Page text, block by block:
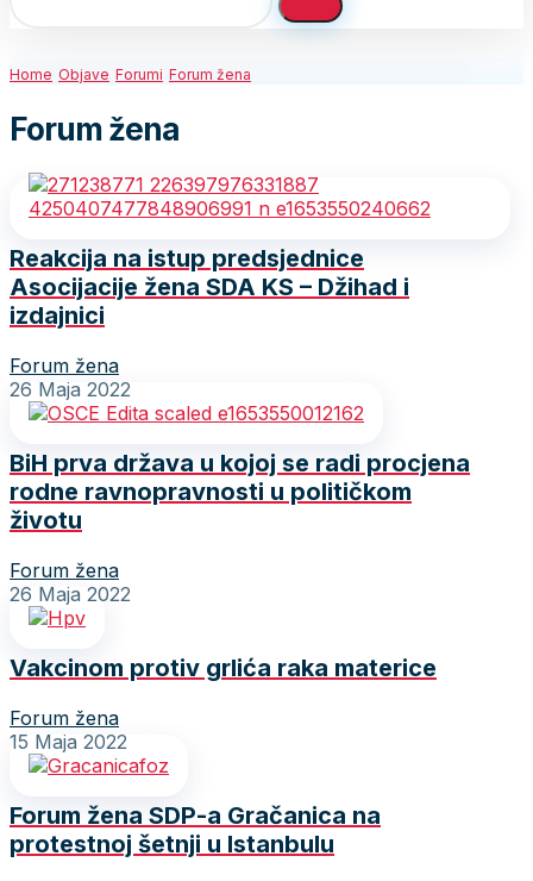
Home Objave Forumi Forum žena
Forum žena
Reakcija na istup predsjednice
Asocijacije žena SDA KS – Džihad i
izdajnici
Forum žena
26 Maja 2022
BiH prva država u kojoj se radi procjena
rodne ravnopravnosti u političkom
životu
Forum žena
26 Maja 2022
Vakcinom protiv grlića raka materice
Forum žena
15 Maja 2022
Forum žena SDP-a Gračanica na
protestnoj šetnji u Istanbulu